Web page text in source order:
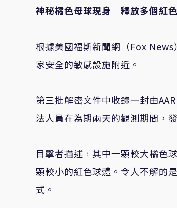
神秘橘色母球現身 釋放多個紅
根據美國福斯新聞網（Fox News
家安全的敏感設施附近。
第三批解密文件中收錄一封由
法人員在為期兩天的觀測期間，
目擊者描述，其中一顆較大橘色
顆較小的紅色球體。令人不解的
式。